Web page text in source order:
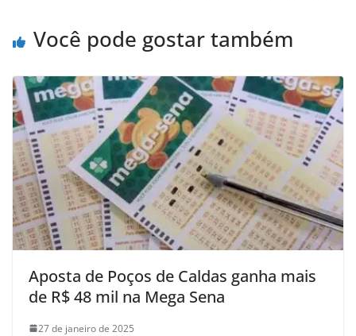
Você pode gostar também
Aposta de Poços de Caldas ganha mais
de R$ 48 mil na Mega Sena
27 de janeiro de 2025